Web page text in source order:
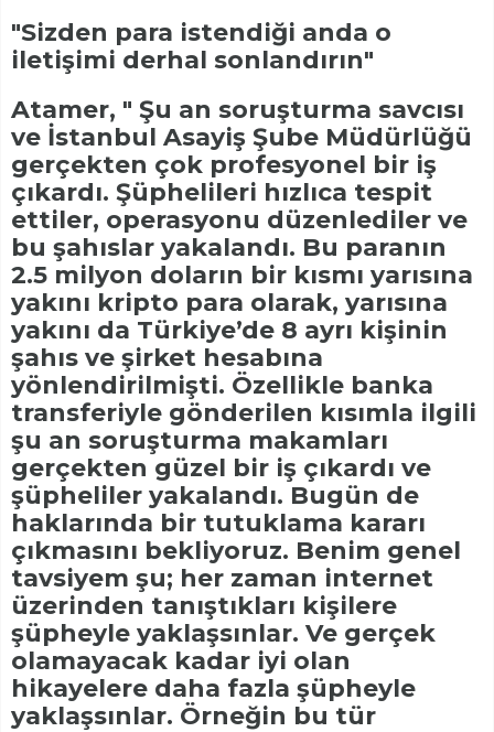
"Sizden para istendiği anda o
iletişimi derhal sonlandırın"
Atamer, " Şu an soruşturma savcısı
ve İstanbul Asayiş Şube Müdürlüğü
gerçekten çok profesyonel bir iş
çıkardı. Şüphelileri hızlıca tespit
ettiler, operasyonu düzenlediler ve
bu şahıslar yakalandı. Bu paranın
2.5 milyon doların bir kısmı yarısına
yakını kripto para olarak, yarısına
yakını da Türkiye’de 8 ayrı kişinin
şahıs ve şirket hesabına
yönlendirilmişti. Özellikle banka
transferiyle gönderilen kısımla ilgili
şu an soruşturma makamları
gerçekten güzel bir iş çıkardı ve
şüpheliler yakalandı. Bugün de
haklarında bir tutuklama kararı
çıkmasını bekliyoruz. Benim genel
tavsiyem şu; her zaman internet
üzerinden tanıştıkları kişilere
şüpheyle yaklaşsınlar. Ve gerçek
olamayacak kadar iyi olan
hikayelere daha fazla şüpheyle
yaklaşsınlar. Örneğin bu tür